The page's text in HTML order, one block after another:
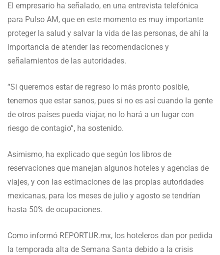
El empresario ha señalado, en una entrevista telefónica
para Pulso AM, que en este momento es muy importante
proteger la salud y salvar la vida de las personas, de ahí la
importancia de atender las recomendaciones y
señalamientos de las autoridades.
“Si queremos estar de regreso lo más pronto posible,
tenemos que estar sanos, pues si no es así cuando la gente
de otros países pueda viajar, no lo hará a un lugar con
riesgo de contagio”, ha sostenido.
Asimismo, ha explicado que según los libros de
reservaciones que manejan algunos hoteles y agencias de
viajes, y con las estimaciones de las propias autoridades
mexicanas, para los meses de julio y agosto se tendrían
hasta 50% de ocupaciones.
Como informó REPORTUR.mx, los hoteleros dan por pedida
la temporada alta de Semana Santa debido a la crisis